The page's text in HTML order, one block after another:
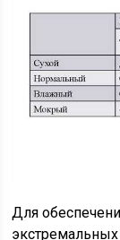
Для